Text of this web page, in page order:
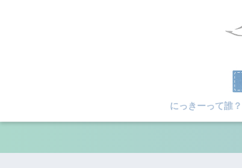
にっきーって誰？